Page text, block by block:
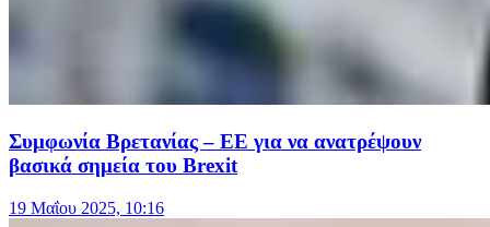
Συμφωνία Βρετανίας – ΕΕ για να ανατρέψουν
βασικά σημεία του Brexit
19 Μαΐου 2025, 10:16